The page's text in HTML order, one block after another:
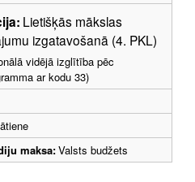
Lietišķās mākslas
izgatavošanā (4. PKL)
vidējā izglītība pēc
ar kodu 33)
maksa:Valsts budžets